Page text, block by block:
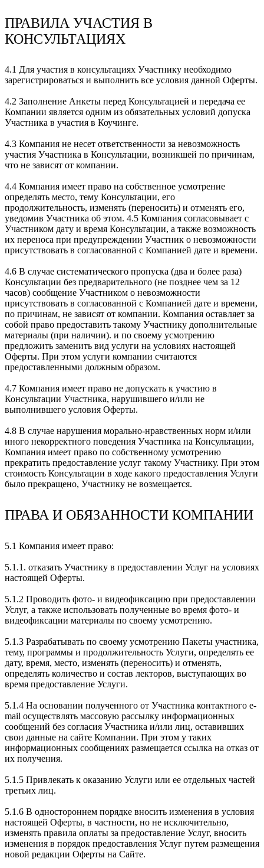
ПРАВИЛА УЧАСТИЯ В
КОНСУЛЬТАЦИЯХ
4.1 Для участия в консультациях Участнику необходимо
зарегистрироваться и выполнить все условия данной Оферты.
4.2 Заполнение Анкеты перед Консультацией и передача ее
Компании является одним из обязательных условий допуска
Участника в участия в Коучинге.
4.3 Компания не несет ответственности за невозможность
участия Участника в Консультации, возникшей по причинам,
что не зависят от компании.
4.4 Компания имеет право на собственное усмотрение
определять место, тему Консультации, его
продолжительность, изменять (переносить) и отменять его,
уведомив Участника об этом. 4.5 Компания согласовывает с
Участником дату и время Консультации, а также возможность
их переноса при предупреждении Участник о невозможности
присутствовать в согласованной с Компанией дате и времени.
4.6 В случае систематического пропуска (два и более раза)
Консультации без предварительного (не позднее чем за 12
часов) сообщение Участником о невозможности
присутствовать в согласованной с Компанией дате и времени,
по причинам, не зависят от компании. Компания оставляет за
собой право предоставить такому Участнику дополнительные
материалы (при наличии). и по своему усмотрению
предложить заменить вид услуги на условиях настоящей
Оферты. При этом услуги компании считаются
предоставленными должным образом.
4.7 Компания имеет право не допускать к участию в
Консультации Участника, нарушившего и/или не
выполнившего условия Оферты.
4.8 В случае нарушения морально-нравственных норм и/или
иного некорректного поведения Участника на Консультации,
Компания имеет право по собственному усмотрению
прекратить предоставление услуг такому Участнику. При этом
стоимость Консультации в ходе какого предоставления Услуги
было прекращено, Участнику не возмещается.
ПРАВА И ОБЯЗАННОСТИ КОМПАНИИ
5.1 Компания имеет право:
5.1.1. отказать Участнику в предоставлении Услуг на условиях
настоящей Оферты.
5.1.2 Проводить фото- и видеофиксацию при предоставлении
Услуг, а также использовать полученные во время фото- и
видеофиксации материалы по своему усмотрению.
5.1.3 Разрабатывать по своему усмотрению Пакеты участника,
тему, программы и продолжительность Услуги, определять ее
дату, время, место, изменять (переносить) и отменять,
определять количество и состав лекторов, выступающих во
время предоставление Услуги.
5.1.4 На основании полученного от Участника контактного e-
mail осуществлять массовую рассылку информационных
сообщений без согласия Участника и/или лиц, оставивших
свои данные на сайте Компании. При этом у таких
информационных сообщениях размещается ссылка на отказ от
их получения.
5.1.5 Привлекать к оказанию Услуги или ее отдельных частей
третьих лиц.
5.1.6 В одностороннем порядке вносить изменения в условия
настоящей Оферты, в частности, но не исключительно,
изменять правила оплаты за предоставление Услуг, вносить
изменения в порядок предоставления Услуг путем размещения
новой редакции Оферты на Сайте.